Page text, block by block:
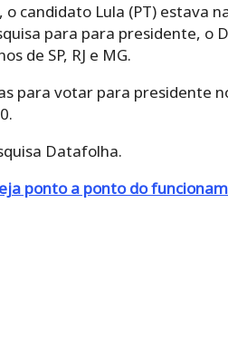
candidato Lula (PT) estava
para para presidente, o
de SP, RJ e MG.
para votar para presidente
Datafolha.
ponto a ponto do